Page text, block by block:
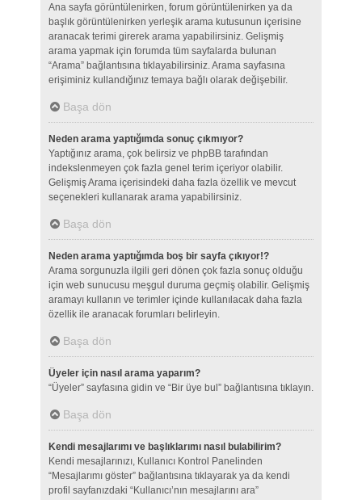
Ana sayfa görüntülenirken, forum görüntülenirken ya da
başlık görüntülenirken yerleşik arama kutusunun içerisine
aranacak terimi girerek arama yapabilirsiniz. Gelişmiş
arama yapmak için forumda tüm sayfalarda bulunan
“Arama” bağlantısına tıklayabilirsiniz. Arama sayfasına
erişiminiz kullandığınız temaya bağlı olarak değişebilir.
Başa dön
Neden arama yaptığımda sonuç çıkmıyor?
Yaptığınız arama, çok belirsiz ve phpBB tarafından
indekslenmeyen çok fazla genel terim içeriyor olabilir.
Gelişmiş Arama içerisindeki daha fazla özellik ve mevcut
seçenekleri kullanarak arama yapabilirsiniz.
Başa dön
Neden arama yaptığımda boş bir sayfa çıkıyor!?
Arama sorgunuzla ilgili geri dönen çok fazla sonuç olduğu
için web sunucusu meşgul duruma geçmiş olabilir. Gelişmiş
aramayı kullanın ve terimler içinde kullanılacak daha fazla
özellik ile aranacak forumları belirleyin.
Başa dön
Üyeler için nasıl arama yaparım?
“Üyeler” sayfasına gidin ve “Bir üye bul” bağlantısına tıklayın.
Başa dön
Kendi mesajlarımı ve başlıklarımı nasıl bulabilirim?
Kendi mesajlarınızı, Kullanıcı Kontrol Panelinden
“Mesajlarımı göster” bağlantısına tıklayarak ya da kendi
profil sayfanızdaki “Kullanıcı’nın mesajlarını ara”